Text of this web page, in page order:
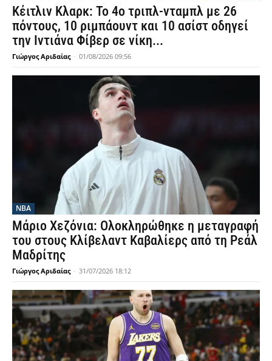
Κέιτλιν Κλαρκ: Το 4ο τριπλ-νταμπλ με 26
πόντους, 10 ριμπάουντ και 10 ασίστ οδηγεί
την Ιντιάνα Φίβερ σε νίκη...
Γιώργος Αριδαίας - 01/08/2026 09:56
NBA
Μάριο Χεζόνια: Ολοκληρώθηκε η μεταγραφή
του στους Κλίβελαντ Καβαλίερς από τη Ρεάλ
Μαδρίτης
Γιώργος Αριδαίας - 31/07/2026 18:12